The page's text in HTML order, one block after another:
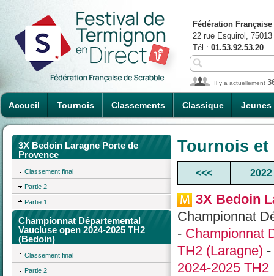
Accueil Tournois Classements Classique Jeunes
Fédération
22 rue Esquirol,
Tél : 01.53.92.53.20
Il y a actuellement
3X Bedoin Laragne Porte de
Provence
Classement final
Partie 2
Partie 1
Championnat Départemental
Vaucluse open 2024-2025 TH2
(Bedoin)
Classement final
Partie 2
Tournois
<<< 2022
3X Bedoin
Championnat
- Championnat
TH2 (Laragne) -
2024-2025 TH2